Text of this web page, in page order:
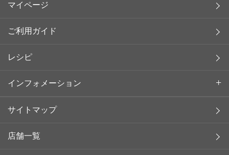
マイページ
ご利用ガイド
レシピ
インフォメーション
サイトマップ
店舗一覧